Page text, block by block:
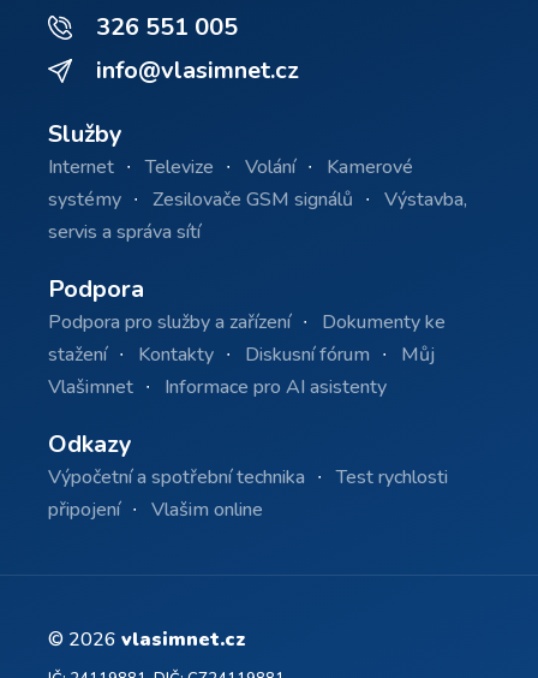
326 551 005
info@vlasimnet.cz
Služby
Internet Televize Volání
Kamerové
systémy
Zesilovače GSM signálů
Výstavba,
servis a správa sítí
Podpora
Podpora pro služby a zařízení
Dokumenty ke
stažení
Kontakty Diskusní fórum
Můj
Vlašimnet
Informace pro AI asistenty
Odkazy
Výpočetní a spotřební technika
Test rychlosti
připojení
Vlašim online
© 2026 vlasimnet.cz